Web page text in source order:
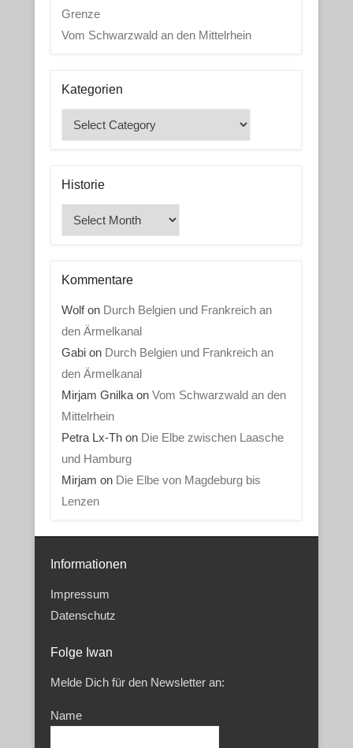
Grenze
Vom Schwarzwald an den Mittelrhein
Kategorien
Kategorien
Historie
Historie
Kommentare
Wolfon Durch Belgien und Frankreich an
den Ärmelkanal
Gabion Durch Belgien und Frankreich an
den Ärmelkanal
Mirjam Gnilkaon Vom Schwarzwald an den
Mittelrhein
Petra Lx-Thon Die Elbe zwischen Laasche
und Hamburg
Mirjam on Die Elbe von Magdeburg bis
Lenzen
Informationen
Impressum
Datenschutz
Folge Iwan
Melde Dich für den Newsletter an:
Name